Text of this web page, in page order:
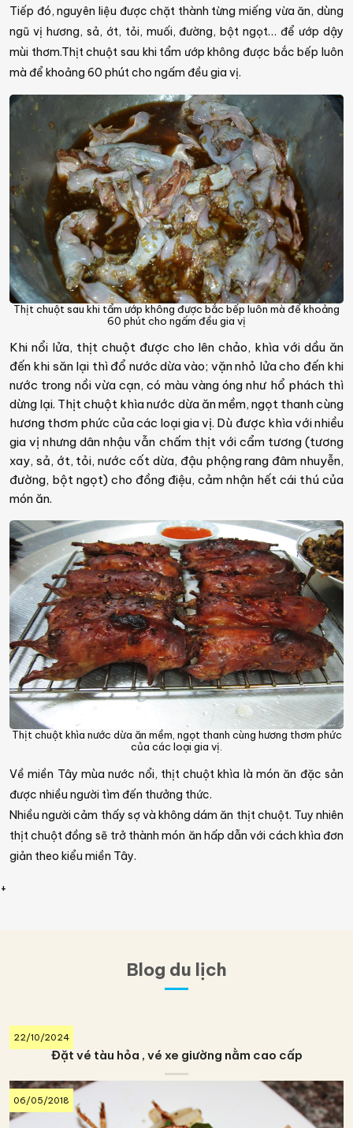
Tiếp đó, nguyên liệu được chặt thành từng miếng vừa ăn, dùng
ngũ vị hương, sả, ớt, tỏi, muối, đường, bột ngọt… để ướp dậy
mùi thơm.Thịt chuột sau khi tẩm ướp không được bắc bếp luôn
mà để khoảng 60 phút cho ngấm đều gia vị.
Thịt chuột sau khi tẩm ướp không được bắc bếp luôn mà để khoảng
60 phút cho ngấm đều gia vị
Khi nổi lửa, thịt chuột được cho lên chảo, khìa với dầu ăn
đến khi săn lại thì đổ nước dừa vào; vặn nhỏ lửa cho đến khi
nước trong nồi vừa cạn, có màu vàng óng như hổ phách thì
dừng lại. Thịt chuột khìa nước dừa ăn mềm, ngọt thanh cùng
hương thơm phức của các loại gia vị. Dù được khìa với nhiều
gia vị nhưng dân nhậu vẫn chấm thịt với cẩm tương (tương
xay, sả, ớt, tỏi, nước cốt dừa, đậu phộng rang đâm nhuyễn,
đường, bột ngọt) cho đồng điệu, cảm nhận hết cái thú của
món ăn.
Thịt chuột khìa nước dừa ăn mềm, ngọt thanh cùng hương thơm phức
của các loại gia vị.
Về miền Tây mùa nước nổi, thịt chuột khìa là món ăn đặc sản
được nhiều người tìm đến thưởng thức.
Nhiều người cảm thấy sợ và không dám ăn thịt chuột. Tuy nhiên
thịt chuột đồng sẽ trở thành món ăn hấp dẫn với cách khìa đơn
giản theo kiểu miền Tây.
+
Blog du lịch
22/10/2024
Đặt vé tàu hỏa , vé xe giường nằm cao cấp
06/05/2018